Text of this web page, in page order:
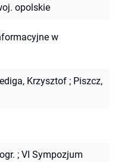
opolskie
w
Krzysztof ; Piszcz,
; VI Sympozjum